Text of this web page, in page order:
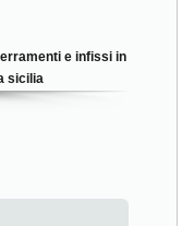
e infissi in
sicilia